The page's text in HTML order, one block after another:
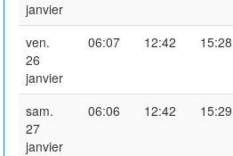
janvier
ven.
26
janvier
06:07 12:42 15:28
sam.
27
janvier
06:06 12:42 15:29